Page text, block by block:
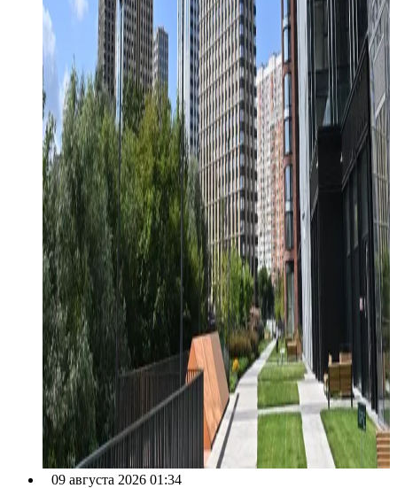
09 августа 2026 01:34